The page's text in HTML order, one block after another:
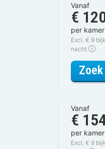
Vanaf
€
per
Excl. € 9
nacht
Vanaf
€
per
Excl. € 9